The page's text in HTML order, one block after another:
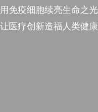
用免疫细胞续亮生命之光
让医疗创新造福人类健康